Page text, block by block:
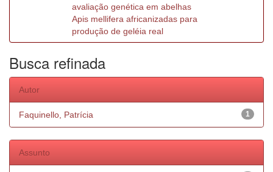
avaliação genética em abelhas
Apis mellifera africanizadas para
produção de geléia real
Busca refinada
Autor
1
Faquinello, Patrícia
Assunto